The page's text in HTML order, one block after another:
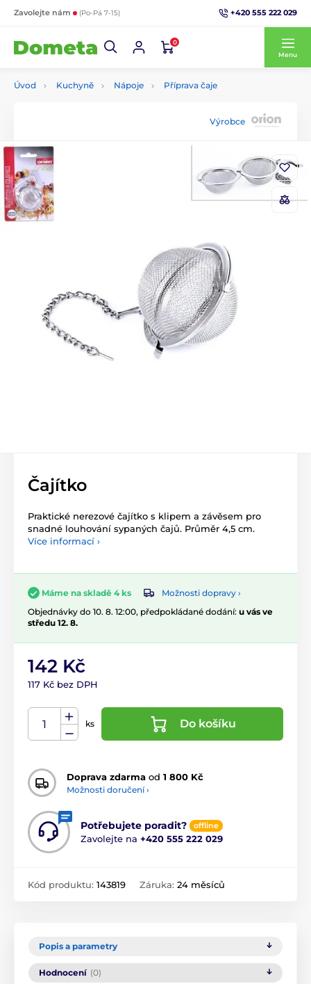
Zavolejte nám (Po-Pá 7-15) +420 555 222 029
0
Menu
Úvod Kuchyně Nápoje Příprava čaje
Výrobce
Čajítko
Praktické nerezové čajítko s klipem a závěsem pro
snadné louhování sypaných čajů. Průměr 4,5 cm.
Více informací ›
Máme na skladě 4 ks
Možnosti dopravy ›
Objednávky do 10. 8. 12:00, předpokládané dodání: u vás ve
středu 12. 8.
142 Kč
117 Kč bez DPH
ks Do košíku
Doprava zdarma od 1 800 Kč
Možnosti doručení ›
Potřebujete poradit? offline
Zavolejte na +420 555 222 029
Kód produktu: 143819 Záruka: 24 měsíců
Popis a parametry
Hodnocení (0)